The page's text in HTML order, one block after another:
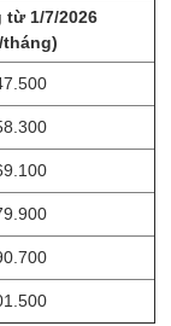
1/7/2026